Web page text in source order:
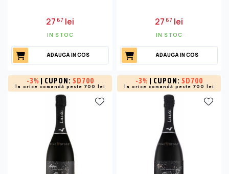
2767 lei
IN STOC
ADAUGA IN COS
2767 lei
IN STOC
ADAUGA IN COS
-3% | CUPON: SD700
la orice comandă peste 700 lei
-3% | CUPON: SD700
la orice comandă peste 700 lei